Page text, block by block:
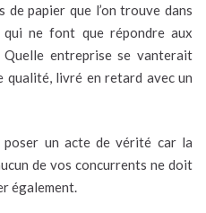
de papier que l’on trouve dans
qui ne font que répondre aux
Quelle entreprise se vanterait
qualité, livré en retard avec un
poser un acte de vérité car la
de vos concurrents ne doit
également.